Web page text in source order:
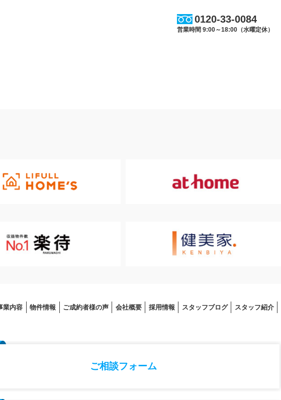
0120-33-0084
営業時間 9:00～18:00（水曜定休）
業内容 物件情報 ご成約者様の声 会社概要 採⽤情報 スタッフブログ スタッフ紹介
ご相談フォーム